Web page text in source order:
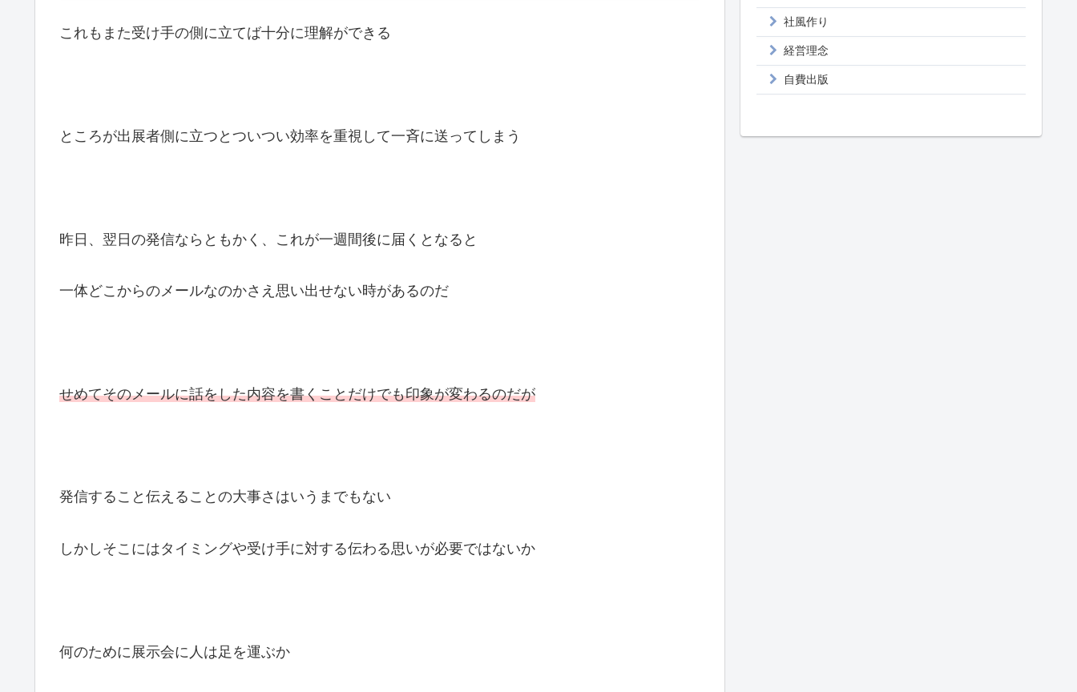
これもまた受け手の側に立てば十分に理解ができる
ところが出展者側に立つとついつい効率を重視して一斉に送ってしまう
昨日、翌日の発信ならともかく、これが一週間後に届くとなると
一体どこからのメールなのかさえ思い出せない時があるのだ
せめてそのメールに話をした内容を書くことだけでも印象が変わるのだが
発信すること伝えることの大事さはいうまでもない
しかしそこにはタイミングや受け手に対する伝わる思いが必要ではないか
何のために展示会に人は足を運ぶか
社風作り
経営理念
自費出版